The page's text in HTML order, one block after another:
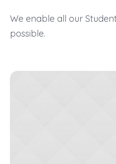
We enable all our
possible.